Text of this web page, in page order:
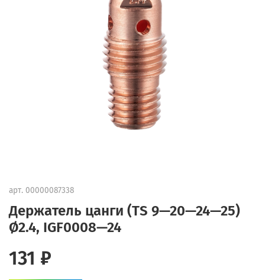
арт. 00000087338
Держатель цанги (TS 9—20—24—25)
Ø2.4, IGF0008—24
131 ₽